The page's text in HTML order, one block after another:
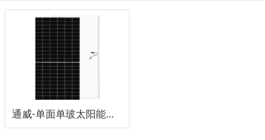
通威-单面单玻太阳能板555W